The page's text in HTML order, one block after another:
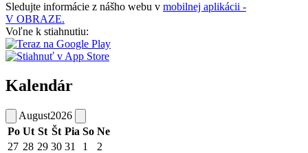
Sledujte informácie z nášho webu v mobilnej aplikácii -
V OBRAZE.
Voľne k stiahnutiu:
Kalendár
August2026
Po Ut St Št Pia So Ne
27 28 29 30 31 1
2